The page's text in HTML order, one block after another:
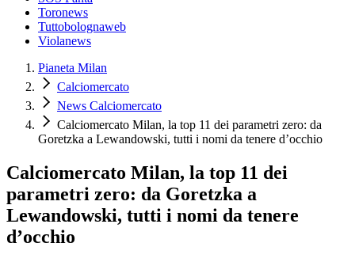
Toronews
Tuttobolognaweb
Violanews
Pianeta Milan
Calciomercato
News Calciomercato
Calciomercato Milan, la top 11 dei parametri zero: da
Goretzka a Lewandowski, tutti i nomi da tenere d’occhio
Calciomercato Milan, la top 11 dei
parametri zero: da Goretzka a
Lewandowski, tutti i nomi da tenere
d’occhio